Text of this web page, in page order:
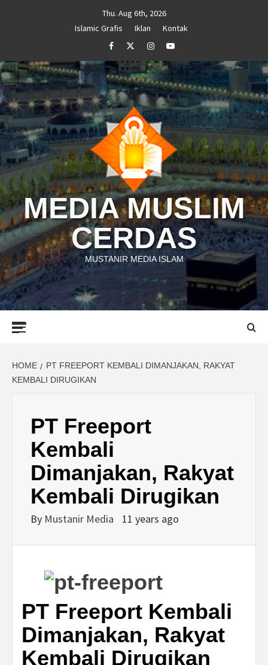
Thu. Aug 6th, 2026
Islamic Grafis
Iklan
Kontak
FacebookTwitterInstagramYoutube
MEDIA MUSLIM
CERDAS
MUSTANIR MEDIA ISLAM
HOME
PT FREEPORT KEMBALI DIMANJAKAN, RAKYAT
KEMBALI DIRUGIKAN
PT Freeport
Kembali
Dimanjakan, Rakyat
Kembali Dirugikan
By Mustanir Media 11 years ago
PT Freeport Kembali
Dimanjakan, Rakyat
Kembali Dirugikan